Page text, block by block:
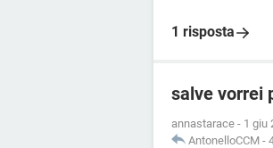
1 risposta
salve vorrei
annastarace - 1 giu
AntonelloCCM -